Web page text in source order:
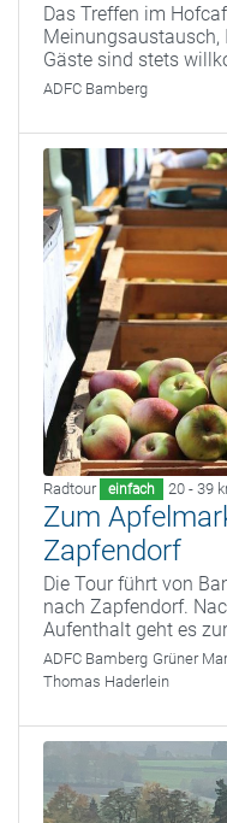
Das Treffen im
Gäste sind stets
ADFC Bamberg
Radtour einfach 20 - 39
Zum
Zapfendorf
Die Tour führt von
nach Zapfendorf.
Aufenthalt geht es
ADFC Bamberg Grüner
Thomas Haderlein